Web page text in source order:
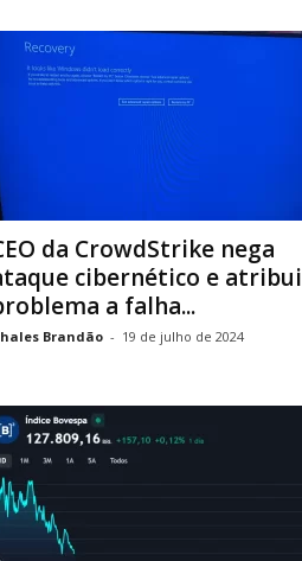
da CrowdStrike nega
cibernético e atribui
a falha...
Brandão - 19 de julho de 2024